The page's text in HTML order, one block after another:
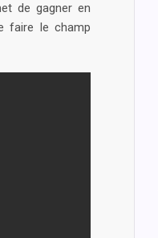
de gagner en
faire le champ